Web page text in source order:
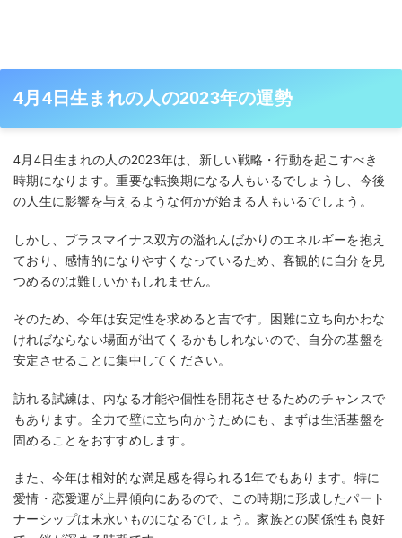
4月4日生まれの人の2023年の運勢
4月4日生まれの人の2023年は、新しい戦略・行動を起こすべき
時期になります。重要な転換期になる人もいるでしょうし、今後
の人生に影響を与えるような何かが始まる人もいるでしょう。
しかし、プラスマイナス双方の溢れんばかりのエネルギーを抱え
ており、感情的になりやすくなっているため、客観的に自分を見
つめるのは難しいかもしれません。
そのため、今年は安定性を求めると吉です。困難に立ち向かわな
ければならない場面が出てくるかもしれないので、自分の基盤を
安定させることに集中してください。
訪れる試練は、内なる才能や個性を開花させるためのチャンスで
もあります。全力で壁に立ち向かうためにも、まずは生活基盤を
固めることをおすすめします。
また、今年は相対的な満足感を得られる1年でもあります。特に
愛情・恋愛運が上昇傾向にあるので、この時期に形成したパート
ナーシップは末永いものになるでしょう。家族との関係性も良好